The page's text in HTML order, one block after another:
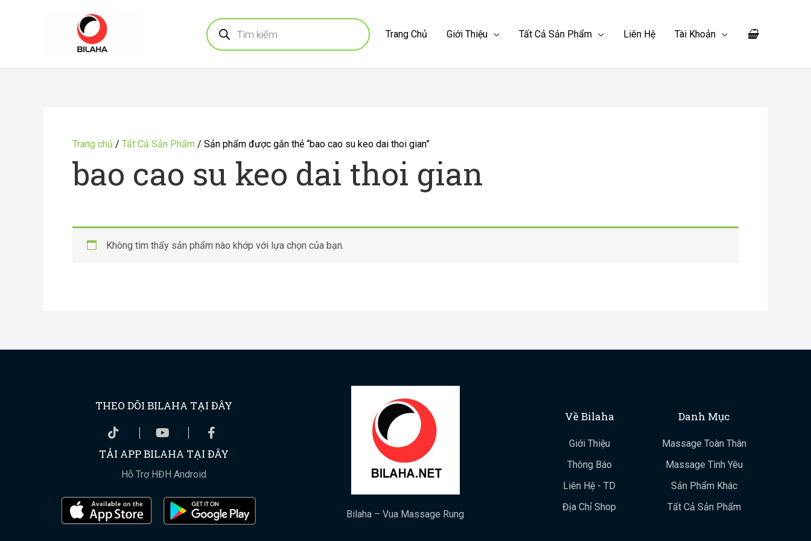
Tìm
kiếm
sản
phẩm
Trang Chủ Giới Thiệu Tất Cả Sản Phẩm Liên Hệ Tài Khoản
Trang chủ / Tất Cả Sản Phẩm / Sản phẩm được gắn thẻ “bao cao su keo dai thoi gian”
bao cao su keo dai thoi gian
Không tìm thấy sản phẩm nào khớp với lựa chọn của bạn.
THEO DÕI BILAHA TẠI ĐÂY
TẢI APP BILAHA TẠI ĐÂY
Hỗ Trợ HĐH Android
Bilaha – Vua Massage Rung
Về Bilaha
Giới Thiệu
Thông Báo
Liên Hệ - TD
Địa Chỉ Shop
Danh Mục
Massage Toàn Thân
Massage Tình Yêu
Sản Phẩm Khác
Tất Cả Sản Phẩm